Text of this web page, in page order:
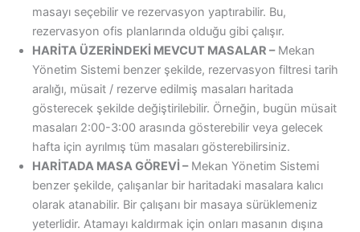
masayı seçebilir ve rezervasyon yaptırabilir. Bu,
rezervasyon ofis planlarında olduğu gibi çalışır.
HARİTA ÜZERİNDEKİ MEVCUT MASALAR –Mekan
Yönetim Sistemi benzer şekilde, rezervasyon filtresi tarih
aralığı, müsait / rezerve edilmiş masaları haritada
gösterecek şekilde değiştirilebilir. Örneğin, bugün müsait
masaları 2:00-3:00 arasında gösterebilir veya gelecek
hafta için ayrılmış tüm masaları gösterebilirsiniz.
HARİTADA MASA GÖREVİ –Mekan Yönetim Sistemi
benzer şekilde, çalışanlar bir haritadaki masalara kalıcı
olarak atanabilir. Bir çalışanı bir masaya sürüklemeniz
yeterlidir. Atamayı kaldırmak için onları masanın dışına